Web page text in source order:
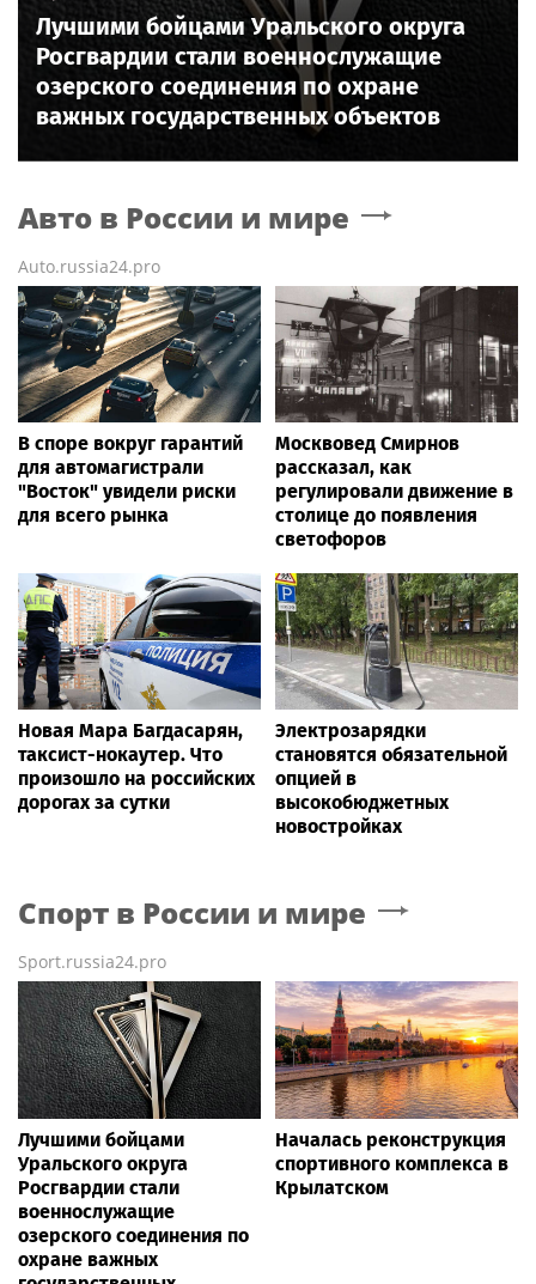
Лучшими бойцами Уральского округа
Росгвардии стали военнослужащие
озерского соединения по охране
важных государственных объектов
Авто в России и мире
Auto.russia24.pro
В споре вокруг гарантий
для автомагистрали
"Восток" увидели риски
для всего рынка
Москвовед Смирнов
рассказал, как
регулировали движение в
столице до появления
светофоров
Новая Мара Багдасарян,
таксист-нокаутер. Что
произошло на российских
дорогах за сутки
Электрозарядки
становятся обязательной
опцией в
высокобюджетных
новостройках
Спорт в России и мире
Sport.russia24.pro
Лучшими бойцами
Уральского округа
Росгвардии стали
военнослужащие
озерского соединения по
охране важных
Началась реконструкция
спортивного комплекса в
Крылатском